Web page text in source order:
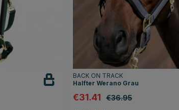
BACK ON TRACK
Halfter Werano Grau
€31.41 €36.95